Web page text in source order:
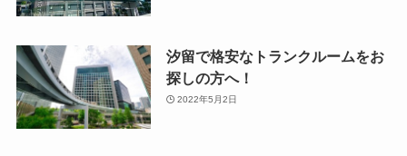
汐留で格安なトランクルームをお
探しの方へ！
2022年5月2日